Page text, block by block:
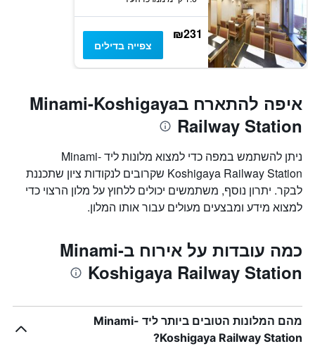
₪231
צפייה בדילים
איפה להתארח בMinami-Koshigaya
Railway Station
ניתן להשתמש במפה כדי למצוא מלונות ליד Minami-
Koshigaya Railway Station שקרובים לנקודות ציון שתכננת
לבקר. יתרון נוסף, משתמשים יכולים ללחוץ על מלון הרצוי כדי
למצוא מידע ומבצעים מעולים עבור אותו המלון.
כמה עובדות על אירוח בMinami-
Koshigaya Railway Station
מהם המלונות הטובים ביותר ליד Minami-
Koshigaya Railway Station?